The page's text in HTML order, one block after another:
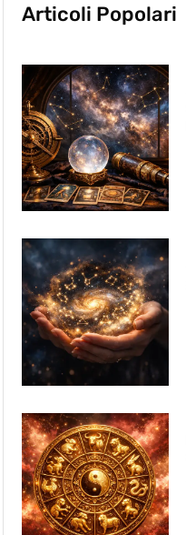
Articoli Popolari